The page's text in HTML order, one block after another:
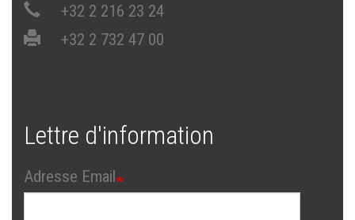
+32 2 216 23 24
+32 2 732 47 00
Lettre d'information
Adresse Email